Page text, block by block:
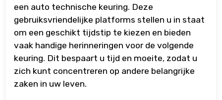
een auto technische keuring. Deze
gebruiksvriendelijke platforms stellen u in staat
om een geschikt tijdstip te kiezen en bieden
vaak handige herinneringen voor de volgende
keuring. Dit bespaart u tijd en moeite, zodat u
zich kunt concentreren op andere belangrijke
zaken in uw leven.